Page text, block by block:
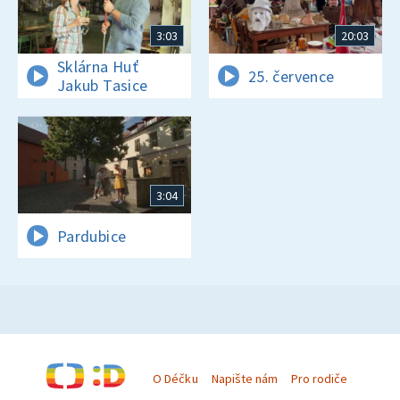
3:03
Sklárna Huť
Jakub Tasice
20:03
25. července
3:04
Pardubice
O Déčku Napište nám Pro rodiče